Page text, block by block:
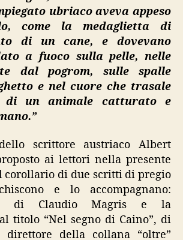
ubriaco aveva appeso
come la medaglietta di
di un cane, e dovevano
a fuoco sulla pelle, nelle
dal pogrom, sulle spalle
e nel cuore che trasale
di un animale catturato e
scrittore austriaco Albert
ai lettori nella presente
corollario di due scritti di pregio
e lo accompagnano:
di Claudio Magris e la
titolo “Nel segno di Caino”, di
direttore della collana “oltre”